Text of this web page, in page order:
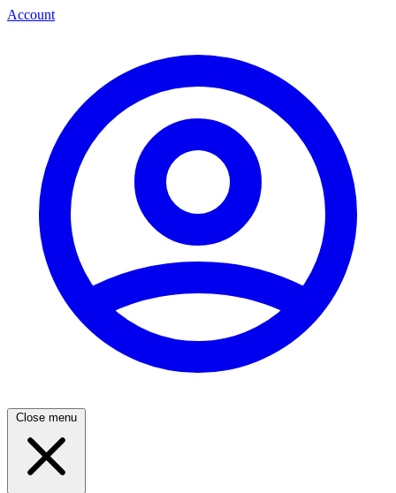
Account
Close menu